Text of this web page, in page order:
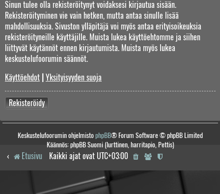
Sinun tulee olla rekisteröitynyt voidaksesi kirjautua sisään.
Rekisteröityminen vie vain hetken, mutta antaa sinulle lisää
mahdollisuuksia. Sivuston ylläpitäjä voi myös antaa erityisoikeuksia
rekisteröityneille käyttäjille. Muista lukea käyttöehtomme ja siihen
liittyvät käytännöt ennen kirjautumista. Muista myös lukea
keskustelufoorumin säännöt.
Käyttöehdot Yksityisyyden suoja
Rekisteröidy
Keskustelufoorumin ohjelmistophpBB® Forum Software © phpBB Limited
Käännös: phpBB Suomi (lurttinen, harritapio, Pettis)
Etusivu Kaikki ajat ovat UTC+03:00